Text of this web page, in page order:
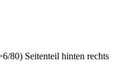
80) Seitenteil hinten rechts